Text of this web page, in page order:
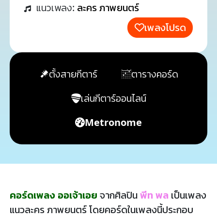
แนวเพลง: ละคร ภาพยนตร์
เพลงโปรด
ตั้งสายกีตาร์
ตารางคอร์ด
เล่นกีตาร์ออนไลน์
Metronome
คอร์ดเพลง ออเจ้าเอย จากศิลปินพีท พล เป็นเพลง
แนวละคร ภาพยนตร์ โดยคอร์ดในเพลงนี้ประกอบ